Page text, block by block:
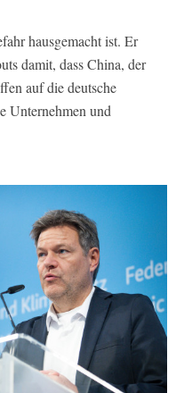
hausgemacht ist. Er
damit, dass China, der
auf die deutsche
Unternehmen und